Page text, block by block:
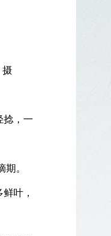
摄
捻，一
。
叶，